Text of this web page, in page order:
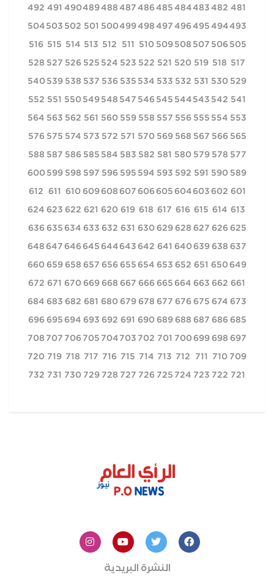
481
482
483
484
485
486
487
488
489
490
491
492
493
494
495
496
497
498
499
500
501
502
503
504
505
506
507
508
509
510
511
512
513
514
515
516
517
518
519
520
521
522
523
524
525
526
527
528
529
530
531
532
533
534
535
536
537
538
539
540
541
542
543
544
545
546
547
548
549
550
551
552
553
554
555
556
557
558
559
560
561
562
563
564
565
566
567
568
569
570
571
572
573
574
575
576
577
578
579
580
581
582
583
584
585
586
587
588
589
590
591
592
593
594
595
596
597
598
599
600
601
602
603
604
605
606
607
608
609
610
611
612
613
614
615
616
617
618
619
620
621
622
623
624
625
626
627
628
629
630
631
632
633
634
635
636
637
638
639
640
641
642
643
644
645
646
647
648
649
650
651
652
653
654
655
656
657
658
659
660
661
662
663
664
665
666
667
668
669
670
671
672
673
674
675
676
677
678
679
680
681
682
683
684
685
686
687
688
689
690
691
692
693
694
695
696
697
698
699
700
701
702
703
704
705
706
707
708
709
710
711
712
713
714
715
716
717
718
719
720
721
722
723
724
725
726
727
728
729
730
731
732
النشرة البريدية